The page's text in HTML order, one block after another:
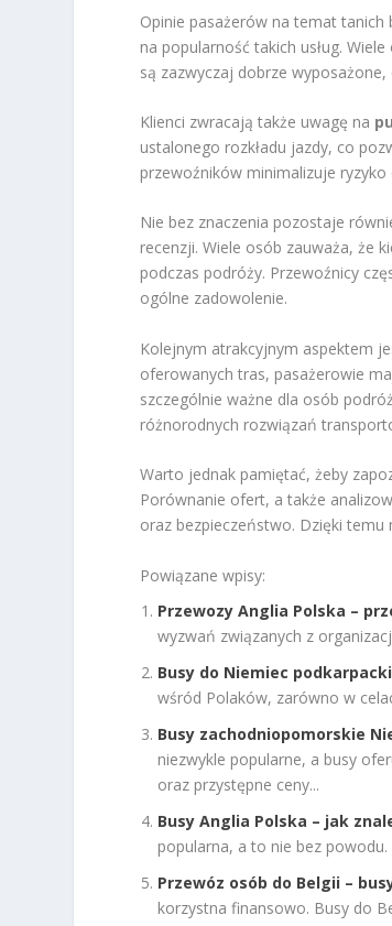
Opinie pasażerów na temat tanich
na popularność takich usług.
są zazwyczaj dobrze
Klienci zwracają także uwagę na
ustalonego rozkładu jazdy, co
przewoźników minimalizuje
Nie bez znaczenia pozostaje
recenzji. Wiele osób zauważa, że
podczas podróży. Przewoźnicy
ogólne zadowolenie.
Kolejnym atrakcyjnym aspektem
oferowanych tras, pasażerowie
szczególnie ważne dla osób
różnorodnych rozwiązań
Warto jednak pamiętać, żeby
Porównanie ofert, a także
oraz bezpieczeństwo. Dzięki
Powiązane wpisy:
Przewozy Anglia Polska –
wyzwań związanych z
Busy do Niemiec
wśród Polaków, zarówno w
Busy zachodniopomorskie
niezwykle popularne, a busy
oraz przystępne ceny...
Busy Anglia Polska – jak
popularna, a to nie bez
Przewóz osób do Belgii –
korzystna finansowo. Busy do